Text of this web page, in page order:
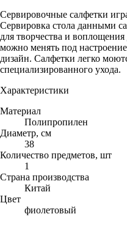
Сервировочные салфетки
Сервировка стола данными
для творчества и
можно менять под
дизайн. Салфетки легко
специализированного ухода.
Характеристики
Материал
Полипропилен
Диаметр, см
38
Количество предметов, шт
1
Страна производства
Китай
Цвет
фиолетовый